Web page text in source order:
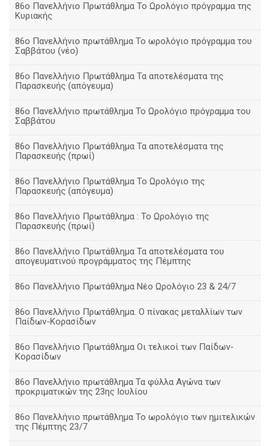
86o Πανελλήνιο Πρωτάθλημα Το Ωρολόγιο πρόγραμμα της
Κυριακής
86ο Πανελλήνιο πρωτάθλημα Το ωρολόγιο πρόγραμμα του
Σαββάτου (νέο)
86ο Πανελλήνιο Πρωτάθλημα Τα αποτελέσματα της
Παρασκευής (απόγευμα)
86ο Πανελλήνιο πρωτάθλημα Το Ωρολόγιο πρόγραμμα του
Σαββάτου
86ο Πανελλήνιο Πρωτάθλημα Τα αποτελέσματα της
Παρασκευής (πρωί)
86ο Πανελλήνιο Πρωτάθλημα Το Ωρολόγιο της
Παρασκευής (απόγευμα)
86ο Πανελλήνιο Πρωτάθλημα : Το Ωρολόγιο της
Παρασκευής (πρωί)
86ο Πανελλήνιο Πρωτάθλημα Τα αποτελέσματα του
απογευματινού προγράμματος της Πέμπτης
86ο Πανελλήνιο Πρωτάθλημα Νέο Ωρολόγιο 23 & 24/7
86ο Πανελλήνιο Πρωτάθλημα. Ο πίνακας μεταλλίων των
Παίδων-Κορασίδων
86ο Πανελλήνιο Πρωτάθλημα Οι τελικοί των Παίδων-
Κορασίδων
86ο Πανελλήνιο πρωτάθλημα Τα φύλλα Αγώνα των
προκριματικών της 23ης Ιουλίου
86ο Πανελλήνιο πρωτάθλημα Το ωρολόγιο των ημιτελικών
της Πέμπτης 23/7